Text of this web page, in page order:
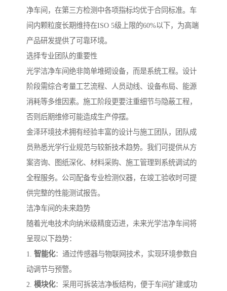
净车间，在第三方检测中各项指标均优于合同标准。车
间内颗粒度长期维持在ISO 5级上限的60%以下，为高端
产品研发提供了可靠环境。
选择专业团队的重要性
光学洁净车间绝非简单堆砌设备，而是系统工程。设计
阶段需综合考量工艺流程、人员动线、设备布局、能源
消耗等多维因素。施工阶段更要注重细节与隐蔽工程，
否则后期维修可能造成生产停摆。
金泽环境技术拥有经验丰富的设计与施工团队，团队成
员熟悉光学行业规范与较新技术趋势。我们可提供从方
案咨询、图纸深化、材料采购、施工管理到系统调试的
全程服务。公司配备专业检测仪器，在竣工验收时可提
供完整的性能测试报告。
洁净车间的未来趋势
随着光电技术向纳米级精度迈进，未来光学洁净车间将
呈现以下趋势：
1. 智能化：通过传感器与物联网技术，实现环境参数自
动调节与预警。
2. 模块化：采用可拆装洁净板结构，便于车间扩建或功